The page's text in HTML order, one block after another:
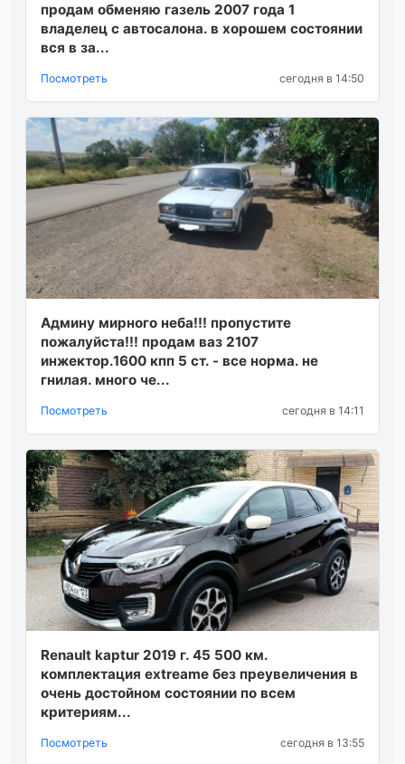
продам обменяю газель 2007 года 1
владелец с автосалона. в хорошем состоянии
вся в за...
Посмотреть сегодня в 14:50
Админу мирного неба!!! пропустите
пожалуйста!!! продам ваз 2107
инжектор.1600 кпп 5 ст. - все норма. не
гнилая. много че...
Посмотреть сегодня в 14:11
Renault kaptur 2019 г. 45 500 км.
комплектация extreamе без преувеличения в
очень достойном состоянии по всем
критериям...
Посмотреть сегодня в 13:55